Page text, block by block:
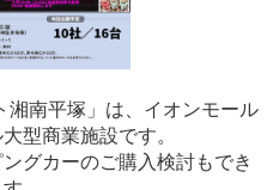
湘南平塚」は、イオンモール
型商業施設です。
グカーのご購入検討もでき